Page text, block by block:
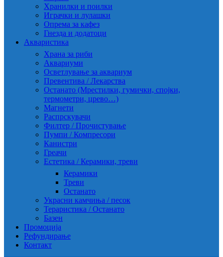
Хранилки и поилки
Играчки и лулашки
Опрема за кафез
Гнезда и додатоци
Акваристика
Храна за риби
Аквариуми
Осветлување за аквариум
Превентива / Лекарства
Останато (Мрестилки, гумички, спојки,
термометри, црево…)
Магнети
Распрскувачи
Филтер / Прочистување
Пумпи / Компресори
Канистри
Греачи
Естетика / Керамики, треви
Керамики
Треви
Останато
Украсни камчиња / песок
Тераристика / Останато
Базен
Промоција
Рефундирање
Контакт